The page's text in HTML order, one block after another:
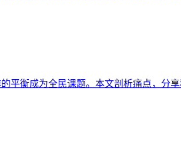
平衡成为全民课题。本文剖析痛点，分